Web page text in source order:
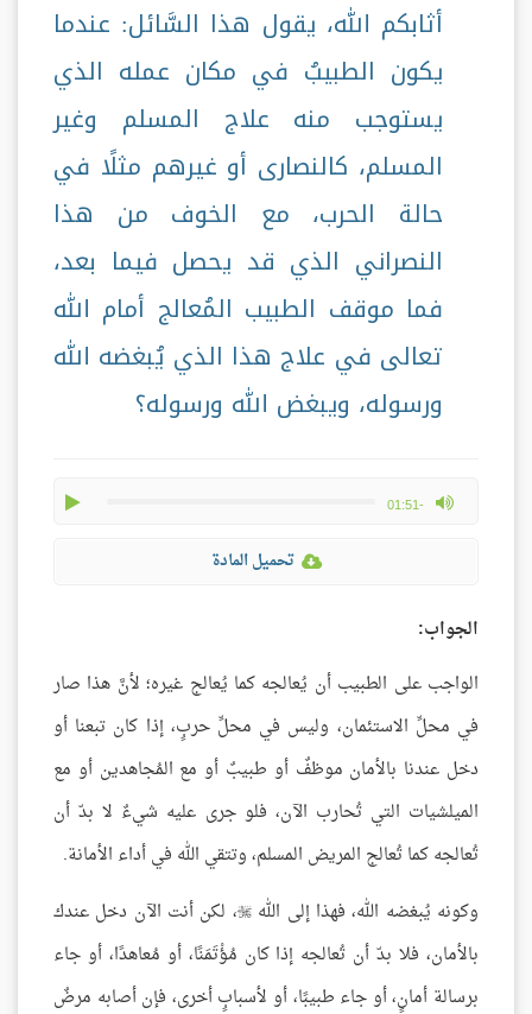
أثابكم الله، يقول هذا السَّائل: عندما
يكون الطبيبُ في مكان عمله الذي
يستوجب منه علاج المسلم وغير
المسلم، كالنصارى أو غيرهم مثلًا في
حالة الحرب، مع الخوف من هذا
النصراني الذي قد يحصل فيما بعد،
فما موقف الطبيب المُعالج أمام الله
تعالى في علاج هذا الذي يُبغضه الله
ورسوله، ويبغض الله ورسوله؟
-01:51
max volume
تحميل المادة
الجواب:
الواجب على الطبيب أن يُعالجه كما يُعالج غيره؛ لأنَّ هذا صار
في محلِّ الاستئمان، وليس في محلِّ حربٍ، إذا كان تبعنا أو
دخل عندنا بالأمان موظفٌ أو طبيبٌ أو مع المُجاهدين أو مع
الميلشيات التي تُحارب الآن، فلو جرى عليه شيءٌ لا بدّ أن
تُعالجه كما تُعالج المريض المسلم، وتتقي الله في أداء الأمانة.
وكونه يُبغضه الله، فهذا إلى الله، لكن أنت الآن دخل عندك
بالأمان، فلا بدّ أن تُعالجه إذا كان مُؤْتَمَنًا، أو مُعاهدًا، أو جاء
برسالة أمانٍ، أو جاء طبيبًا، أو لأسبابٍ أخرى، فإن أصابه مرضٌ